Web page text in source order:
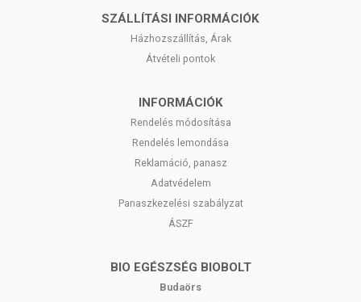
SZÁLLÍTÁSI INFORMÁCIÓK
Házhozszállítás, Árak
Átvételi pontok
INFORMÁCIÓK
Rendelés módosítása
Rendelés lemondása
Reklamáció, panasz
Adatvédelem
Panaszkezelési szabályzat
ÁSZF
BIO EGÉSZSÉG BIOBOLT
Budaörs